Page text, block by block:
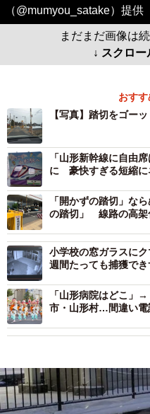
（@mumyou_satake）提供
まだまだ画像は
↓ スクロー
おす
【写真】踏切をゴー
「山形新幹線に自由
に 豪快すぎる短縮に
「開かずの踏切」な
の踏切」 線路の高架
小学校の窓ガラスに
週間たっても捕獲で
「山形病院はどこ」
市・山形村…間違い電